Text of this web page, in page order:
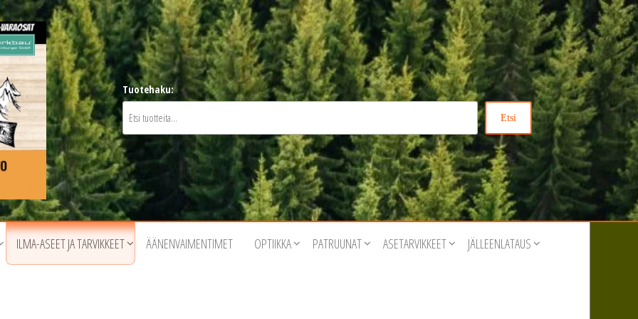
Tuotehaku:
Etsi
ILMA-ASEET JA TARVIKKEET ÄÄNENVAIMENTIMET OPTIIKKA PATRUUNAT ASETARVIKKEET JÄLLEENLATAUS